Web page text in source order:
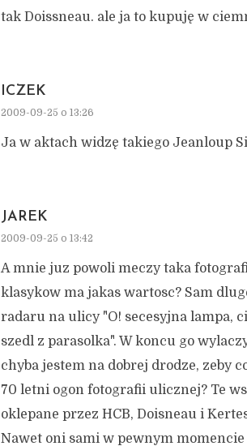
tak Doissneau. ale ja to kupuję w
ICZEK
2009-09-25 o 13:26
Ja w aktach widzę takiego Jeanloup
JAREK
2009-09-25 o 13:42
A mnie juz powoli meczy taka
klasykow ma jakas wartosc? Sam
radaru na ulicy "O! secesyjna lampa,
szedl z parasolka". W koncu go
chyba jestem na dobrej drodze, zeby
70 letni ogon fotografii ulicznej? Te
oklepane przez HCB, Doisneau i
Nawet oni sami w pewnym